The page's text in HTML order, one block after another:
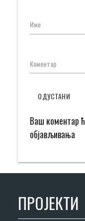
Име
Коментар
ОДУСТАНИ
Ваш коментар
објављивања
ПРОЈЕКТИ